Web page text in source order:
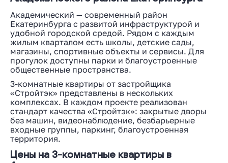
Академический — современный район
Екатеринбурга с развитой инфраструктурой и
удобной городской средой. Рядом с каждым
жилым кварталом есть школы, детские сады,
магазины, спортивные объекты и сервисы. Для
прогулок доступны парки и благоустроенные
общественные пространства.
3-комнатные квартиры от застройщика
«Стройтэк» представлены в нескольких
комплексах. В каждом проекте реализован
стандарт качества «Стройтэк»: закрытые дворы
без машин, видеонаблюдение, безбарьерные
входные группы, паркинг, благоустроенная
территория.
Цены на 3-комнатные квартиры в